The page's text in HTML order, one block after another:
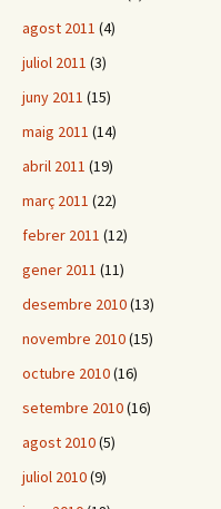
agost 2011 (4)
juliol 2011 (3)
juny 2011 (15)
maig 2011 (14)
abril 2011 (19)
març 2011 (22)
febrer 2011 (12)
gener 2011 (11)
desembre 2010(13)
novembre 2010(15)
octubre 2010(16)
setembre 2010(16)
agost 2010(5)
juliol 2010(9)